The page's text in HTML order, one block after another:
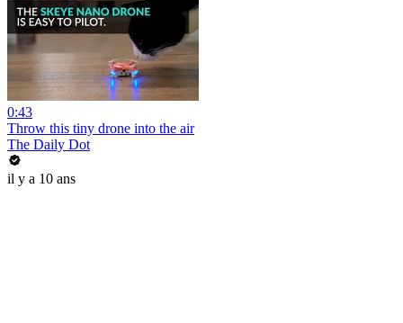
0:43
Throw this tiny drone into the air
The Daily Dot
il y a 10 ans